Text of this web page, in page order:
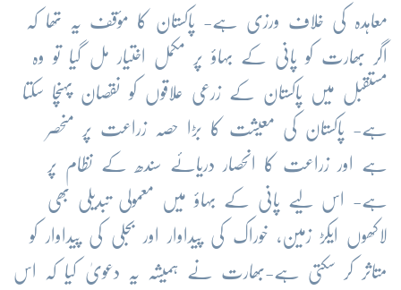
معاہدہ کی خلاف ورزی ہے- پاکستان کا مؤقف یہ تھا کہ
اگر بھارت کو پانی کے بہاؤ پر مکمل اختیار مل گیا تو وہ
مستقبل میں پاکستان کے زرعی علاقوں کو نقصان پہنچا سکتا
ہے- پاکستان کی معیشت کا بڑا حصہ زراعت پر منحصر
ہے اور زراعت کا انحصار دریائے سندھ کے نظام پر
ہے- اس لیے پانی کے بہاؤ میں معمولی تبدیلی بھی
لاکھوں ایکڑ زمین، خوراک کی پیداوار اور بجلی کی پیداوار کو
متاثر کر سکتی ہے-بھارت نے ہمیشہ یہ دعویٰ کیا کہ اس